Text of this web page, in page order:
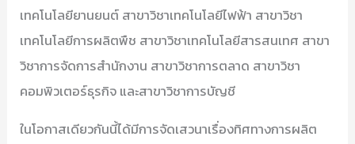
เทคโนโลยียานยนต์ สาขาวิชาเทคโนโลยีไฟฟ้า สาขาวิชา
เทคโนโลยีการผลิตพืช สาขาวิชาเทคโนโลยีสารสนเทศ สาขา
วิชาการจัดการสำนักงาน สาขาวิชาการตลาด สาขาวิชา
คอมพิวเตอร์ธุรกิจ และสาขาวิชาการบัญชี
ในโอกาสเดียวกันนี้ได้มีการจัดเสวนาเรื่องทิศทางการผลิต